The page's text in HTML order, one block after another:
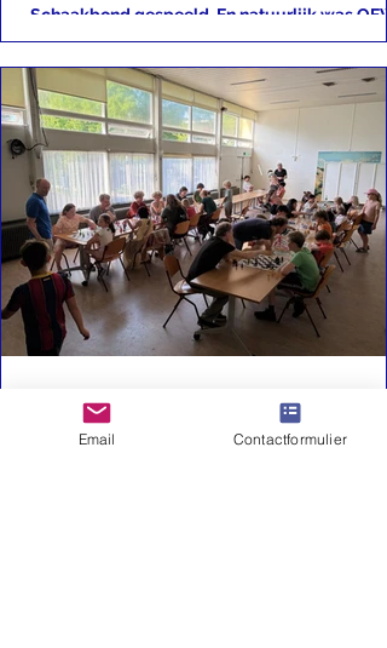
Schaakbond gespeeld. En natuurlijk was OEW
erbij. Bij de C waren er maar twee teams:
met Abel, Jens, Oliwier en Timo, en LSG. Dus
speelden de teams twee jeer tegen elkaar.
teams is voldoende voor een bloedstollende
strijd. De eerste ronde eindigde in 2-2. En dus
moest de tweede ronde de beslissing
Helaas kwamen we met 2-1 achter. Abel had
eindspel waarin hij beter stond, al was het nog
niet eenvo
Alisha
27 mei
Email Contactformulier